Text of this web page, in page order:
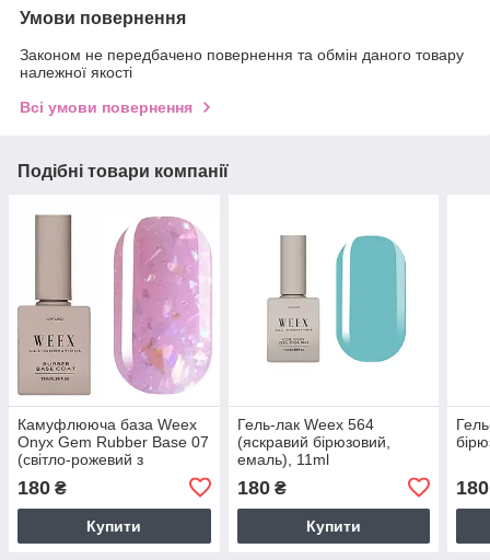
Умови повернення
Законом не передбачено повернення та обмін даного товару
належної якості
Всі умови повернення
Подібні товари компанії
Камуфлююча база Weex
Onyx Gem Rubber Base 07
(світло-рожевий з
пластівцями юкі), 11ml
180 ₴
Купити
Гель-лак Weex 564
(яскравий бірюзовий,
емаль), 11ml
180₴
Купити
180